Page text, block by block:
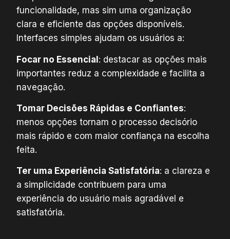
funcionalidade, mas sim uma organização
clara e eficiente das opções disponíveis.
Interfaces simples ajudam os usuários a:
Focar no Essencial: destacar as opções mais
importantes reduz a complexidade e facilita a
navegação.
Tomar Decisões Rápidas e Confiantes:
menos opções tornam o processo decisório
mais rápido e com maior confiança na escolha
feita.
Ter uma Experiência Satisfatória: a clareza e
a simplicidade contribuem para uma
experiência do usuário mais agradável e
satisfatória.